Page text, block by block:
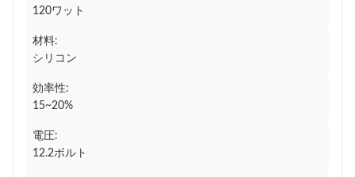
120ワット
材料:
シリコン
効率性:
15~20%
電圧:
12.2ボルト